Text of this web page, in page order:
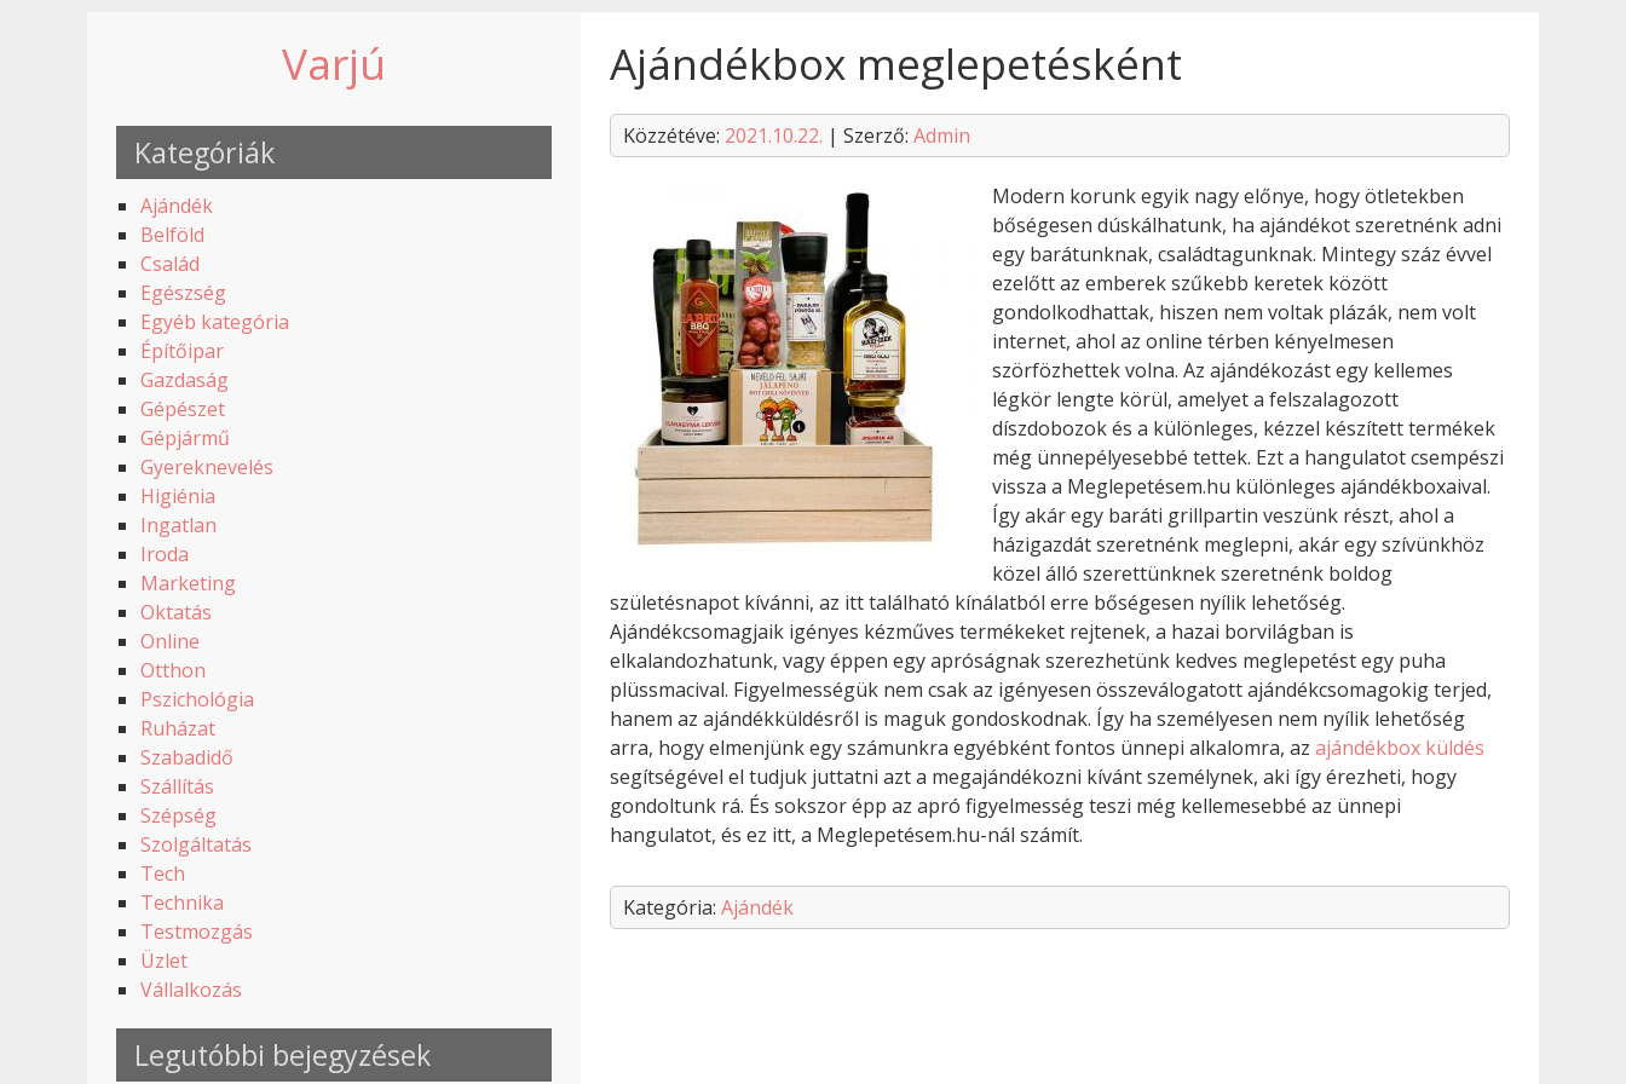
Varjú
Kategóriák
Ajándék
Belföld
Család
Egészség
Egyéb kategória
Építőipar
Gazdaság
Gépészet
Gépjármű
Gyereknevelés
Higiénia
Ingatlan
Iroda
Marketing
Oktatás
Online
Otthon
Pszichológia
Ruházat
Szabadidő
Szállítás
Szépség
Szolgáltatás
Tech
Technika
Testmozgás
Üzlet
Vállalkozás
Legutóbbi bejegyzések
Ajándékbox meglepetésként
Közzétéve: 2021.10.22. | Szerző: Admin
Modern korunk egyik nagy előnye, hogy ötletekben
bőségesen dúskálhatunk, ha ajándékot szeretnénk adni
egy barátunknak, családtagunknak. Mintegy száz évvel
ezelőtt az emberek szűkebb keretek között
gondolkodhattak, hiszen nem voltak plázák, nem volt
internet, ahol az online térben kényelmesen
szörfözhettek volna. Az ajándékozást egy kellemes
légkör lengte körül, amelyet a felszalagozott
díszdobozok és a különleges, kézzel készített termékek
még ünnepélyesebbé tettek. Ezt a hangulatot csempészi
vissza a Meglepetésem.hu különleges ajándékboxaival.
Így akár egy baráti grillpartin veszünk részt, ahol a
házigazdát szeretnénk meglepni, akár egy szívünkhöz
közel álló szerettünknek szeretnénk boldog
születésnapot kívánni, az itt található kínálatból erre bőségesen nyílik lehetőség.
Ajándékcsomagjaik igényes kézműves termékeket rejtenek, a hazai borvilágban is
elkalandozhatunk, vagy éppen egy apróságnak szerezhetünk kedves meglepetést egy puha
plüssmacival. Figyelmességük nem csak az igényesen összeválogatott ajándékcsomagokig terjed,
hanem az ajándékküldésről is maguk gondoskodnak. Így ha személyesen nem nyílik lehetőség
arra, hogy elmenjünk egy számunkra egyébként fontos ünnepi alkalomra, az ajándékbox küldés
segítségével el tudjuk juttatni azt a megajándékozni kívánt személynek, aki így érezheti, hogy
gondoltunk rá. És sokszor épp az apró figyelmesség teszi még kellemesebbé az ünnepi
hangulatot, és ez itt, a Meglepetésem.hu-nál számít.
Kategória: Ajándék